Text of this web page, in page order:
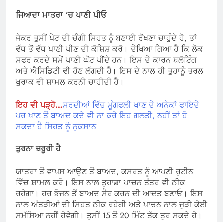
ਜਿਆਦਾ ਮਾਤਰਾ ‘ਚ ਪਾਣੀ ਪੀਓ
ਜੇਕਰ ਤੁਸੀਂ ਪੇਟ ਦੀ ਚੰਗੀ ਸਿਹਤ ਨੂੰ ਬਣਾਈ ਰੱਖਣਾ ਚਾਹੁੰਦੇ ਹੋ, ਤਾਂ
ਵੱਧ ਤੋਂ ਵੱਧ ਪਾਣੀ ਪੀਣ ਦੀ ਕੋਸ਼ਿਸ਼ ਕਰੋ। ਦੇਖਿਆ ਗਿਆ ਹੈ ਕਿ ਲੋਕ
ਸਫਰ ਕਰਦੇ ਸਮੇਂ ਪਾਣੀ ਘੱਟ ਪੀਂਦੇ ਹਨ। ਇਸ ਦੇ ਕਾਰਨ ਬਲੋਟਿੰਗ
ਅਤੇ ਐਸਿਡਿਟੀ ਵੀ ਹੋਣ ਲੱਗਦੀ ਹੈ। ਇਸ ਦੇ ਨਾਲ ਹੀ ਤੁਹਾਨੂੰ ਤਰਲ
ਖੁਰਾਕ ਵੀ ਸ਼ਾਮਲ ਕਰਨੀ ਚਾਹੀਦੀ ਹੈ।
ਇਹ ਵੀ ਪੜ੍ਹੋ…ਸਰਦੀਆਂ ਵਿੱਚ ਮੂੰਗਫਲੀ ਖਾਣ ਦੇ ਅਨੇਕਾਂ ਫਾਇਦੇ
ਪਰ ਖਾਣ ਤੋਂ ਬਾਅਦ ਕਦੇ ਵੀ ਨਾ ਕਰੋ ਇਹ ਗਲਤੀ, ਨਹੀਂ ਤਾਂ ਹੋ
ਸਕਦਾ ਹੈ ਸਿਹਤ ਨੂੰ ਨੁਕਸਾਨ
ਤੁਰਨਾ ਜ਼ਰੂਰੀ ਹੈ
ਯਾਤਰਾ ਤੋਂ ਵਾਪਸ ਆਉਣ ਤੋਂ ਬਾਅਦ, ਕਸਰਤ ਨੂੰ ਆਪਣੀ ਰੁਟੀਨ
ਵਿੱਚ ਸ਼ਾਮਲ ਕਰੋ। ਇਸ ਨਾਲ ਤੁਹਾਡਾ ਪਾਚਨ ਤੰਤਰ ਵੀ ਠੀਕ
ਰਹੇਗਾ। ਹਰ ਭੋਜਨ ਤੋਂ ਬਾਅਦ ਸੈਰ ਕਰਨ ਦੀ ਆਦਤ ਬਣਾਓ। ਇਸ
ਨਾਲ ਅੰਤੜੀਆਂ ਦੀ ਸਿਹਤ ਠੀਕ ਰਹੇਗੀ ਅਤੇ ਪਾਚਨ ਨਾਲ ਜੁੜੀ ਕੋਈ
ਸਮੱਸਿਆ ਨਹੀਂ ਹੋਵੇਗੀ। ਤੁਸੀਂ 15 ਤੋਂ 20 ਮਿੰਟ ਤੱਕ ਤੁਰ ਸਕਦੇ ਹੋ।